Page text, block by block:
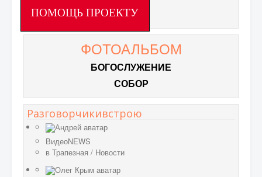
ПОМОЩЬ ПРОЕКТУ
ФОТОАЛЬБОМ
БОГОСЛУЖЕНИЕ
СОБОР
Разговорчикивстрою
ВидеоNEWS
в Трапезная / Новости